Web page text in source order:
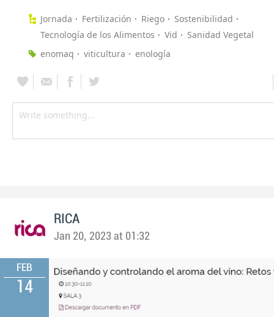
Jornada Fertilización Riego
Sostenibilidad
Tecnología de los Alimentos
Vid
Sanidad Vegetal
enomaq
viticultura enología
RICA
Jan 20, 2023 at 01:32
FEB
14